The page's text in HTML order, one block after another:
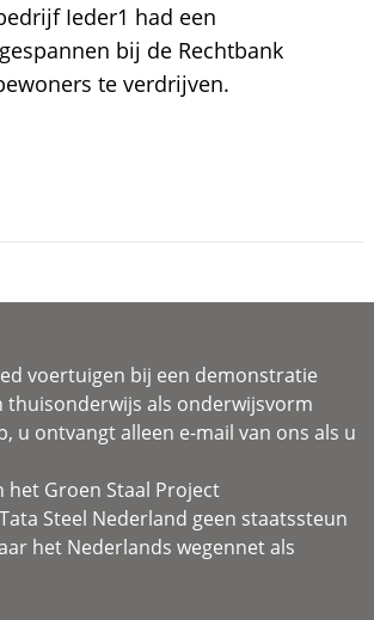
Ieder1 had een
bij de Rechtbank
te verdrijven.
voertuigen bij een demonstratie
thuisonderwijs als onderwijsvorm
u ontvangt alleen e-mail van ons als u
het Groen Staal Project
Steel Nederland geen staatssteun
het Nederlands wegennet als